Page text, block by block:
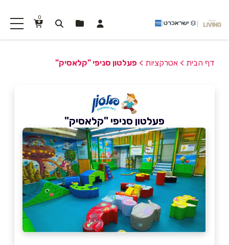
0
דף הבית > אטרקציות > פעלטון סניפי "קלאסיק"
פעלטון סניפי "קלאסיק"